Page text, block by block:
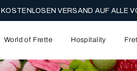
KOSTENLOSEN VERSAND AUF ALLE
World of Frette Hospitality